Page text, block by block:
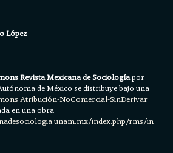
López
Revista Mexicana de Sociologíapor
de México se distribuye bajo una
Atribución-NoComercial-SinDerivar
en una obra
index.php/rms/in